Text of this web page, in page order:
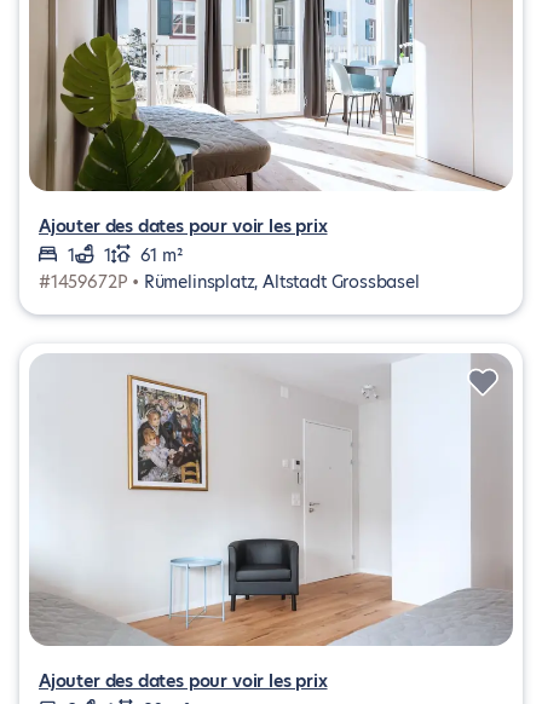
Ajouter des dates pour voir les prix
1
1
61 m²
#1459672P • Rümelinsplatz, Altstadt Grossbasel
Ajouter des dates pour voir les prix